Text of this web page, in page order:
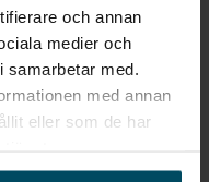
och annan
medier och
med.
med annan
eller som de har